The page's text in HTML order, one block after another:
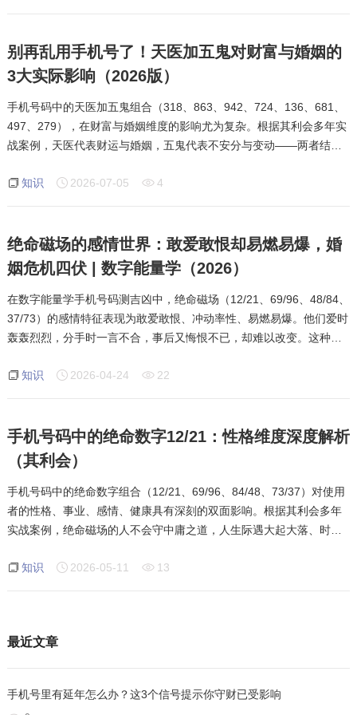
别再乱用手机号了！天医加五鬼对财富与婚姻的
3大实际影响（2026版）
手机号码中的天医加五鬼组合（318、863、942、724、136、681、
497、279），在财富与婚姻维度的影响尤为复杂。根据其利会多年实
战案例，天医代表财运与婚姻，五鬼代表不安分与变动——两者结合
里。但数字磁场
知识 2026-07-05 4
绝命磁场的感情世界：敢爱敢恨却易燃易爆，婚
姻危机四伏 | 数字能量学（2026）
在数字能量学手机号码测吉凶中，绝命磁场（12/21、69/96、48/84、
37/73）的感情特征表现为敢爱敢恨、冲动率性、易燃易爆。他们爱时
轰轰烈烈，分手时一言不合，事后又悔恨不已，却难以改变。这种极
正统理论，通过真实案例揭示绝命磁场
知识 2026-04-24 22
手机号码中的绝命数字12/21：性格维度深度解析
（其利会）
手机号码中的绝命数字组合（12/21、69/96、84/48、73/37）对使用
者的性格、事业、感情、健康具有深刻的双面影响。根据其利会多年
实战案例，绝命磁场的人不会守中庸之道，人生际遇大起大落、时高
好、反应快，有超强的企划和判断力，但主
知识 2026-05-11 13
最近文章
手机号里有延年怎么办？这3个信号提示你守财已受影响